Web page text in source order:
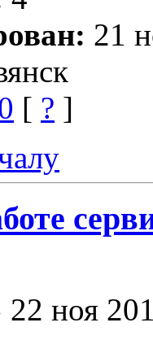
21
[ ? ]
22 ноя